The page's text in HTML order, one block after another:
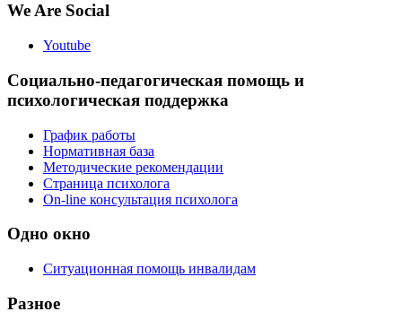
We Are Social
Youtube
Социально-педагогическая помощь и
психологическая поддержка
График работы
Нормативная база
Методические рекомендации
Страница психолога
On-line консультация психолога
Одно окно
Ситуационная помощь инвалидам
Разное